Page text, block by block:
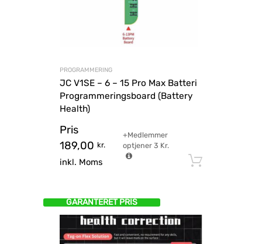
PROGRAMMERING
JC V1SE – 6 – 15 Pro Max Batteri
Programmeringsboard (Battery
Health)
Pris
189,00 kr.
inkl. Moms
+Medlemmer
optjener 3 Kr.
GARANTERET PRIS